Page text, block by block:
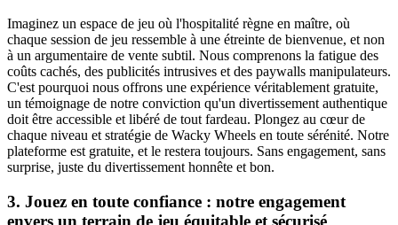
Imaginez un espace de jeu où l'hospitalité règne en maître, où
chaque session de jeu ressemble à une étreinte de bienvenue, et non
à un argumentaire de vente subtil. Nous comprenons la fatigue des
coûts cachés, des publicités intrusives et des paywalls manipulateurs.
C'est pourquoi nous offrons une expérience véritablement gratuite,
un témoignage de notre conviction qu'un divertissement authentique
doit être accessible et libéré de tout fardeau. Plongez au cœur de
chaque niveau et stratégie de Wacky Wheels en toute sérénité. Notre
plateforme est gratuite, et le restera toujours. Sans engagement, sans
surprise, juste du divertissement honnête et bon.
3. Jouez en toute confiance : notre engagement
envers un terrain de jeu équitable et sécurisé